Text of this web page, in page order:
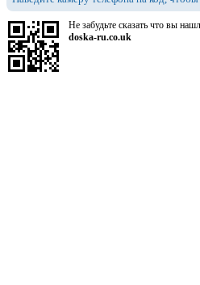
Не забудьте сказать что вы
doska-ru.co.uk